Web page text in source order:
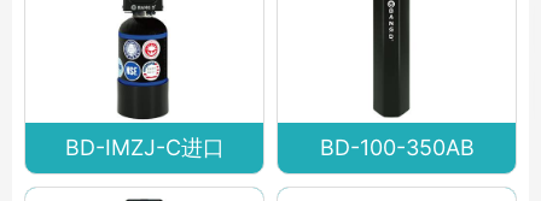
BD-IMZJ-C进口 BD-100-350AB